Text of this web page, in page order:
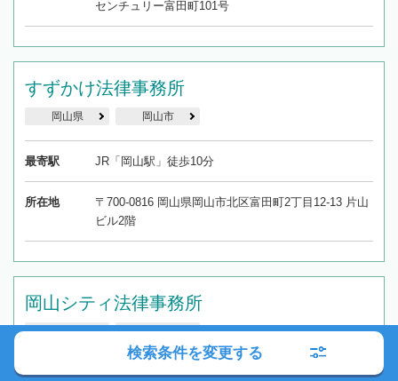
センチュリー富田町101号
すずかけ法律事務所
岡山県 岡山市
最寄駅 JR「岡山駅」徒歩10分
所在地
〒700-0816 岡山県岡山市北区富田町2丁目12-13 片山
ビル2階
岡山シティ法律事務所
岡山県 岡山市
最寄駅 岡山電気軌道「柳川電停」徒歩1分
検索条件を変更する